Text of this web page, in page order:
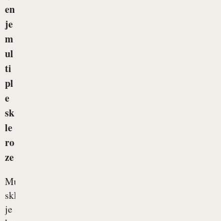
en
je
m
ul
ti
pl
e
sk
le
ro
ze
Multipla
skleroza
je